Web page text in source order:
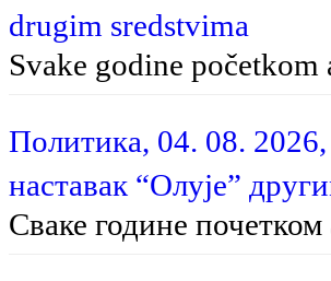
drugim sredstvima
Svake godine
Политика, 04. 08.
наставак “Олује”
Сваке године